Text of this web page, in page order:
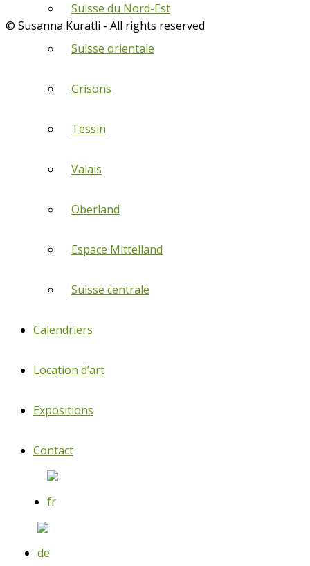
Suisse du Nord-Est
Suisse orientale
Grisons
Tessin
Valais
Oberland
Espace Mittelland
Suisse centrale
Calendriers
Location d’art
Expositions
Contact
© Susanna Kuratli - All rights reserved